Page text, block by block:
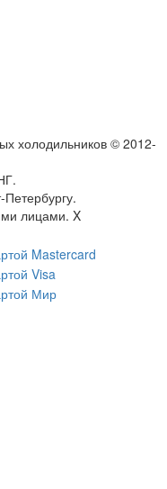
холодильников © 2012-
.
лицами. X